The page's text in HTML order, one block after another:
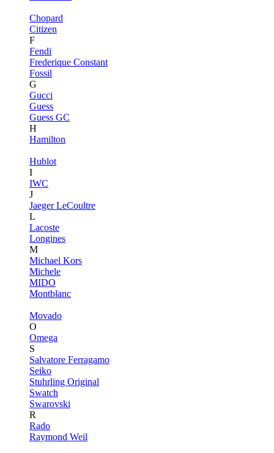
Chopard
Citizen
F
Fendi
Frederique Constant
Fossil
G
Gucci
Guess
Guess GC
H
Hamilton
Hublot
I
IWC
J
Jaeger LeCoultre
L
Lacoste
Longines
M
Michael Kors
Michele
MIDO
Montblanc
Movado
O
Omega
S
Salvatore Ferragamo
Seiko
Stuhrling Original
Swatch
Swarovski
R
Rado
Raymond Weil